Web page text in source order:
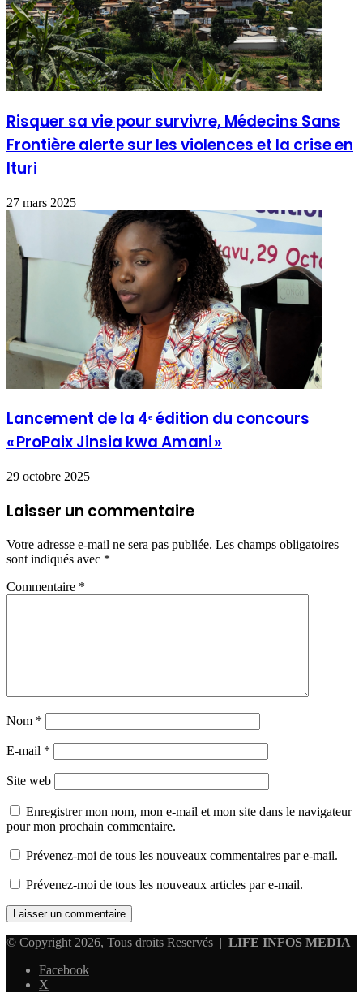
Risquer sa vie pour survivre, Médecins Sans
Frontière alerte sur les violences et la crise en
Ituri
27 mars 2025
Lancement de la 4ᵉ édition du concours
« ProPaix Jinsia kwa Amani »
29 octobre 2025
Laisser un commentaire
Votre adresse e-mail ne sera pas publiée. Les champs obligatoires
sont indiqués avec *
Commentaire *
Nom *
E-mail *
Site web
Enregistrer mon nom, mon e-mail et mon site dans le navigateur
pour mon prochain commentaire.
Prévenez-moi de tous les nouveaux commentaires par e-mail.
Prévenez-moi de tous les nouveaux articles par e-mail.
© Copyright 2026, Tous droits Reservés | LIFE INFOS MEDIA
Facebook
X